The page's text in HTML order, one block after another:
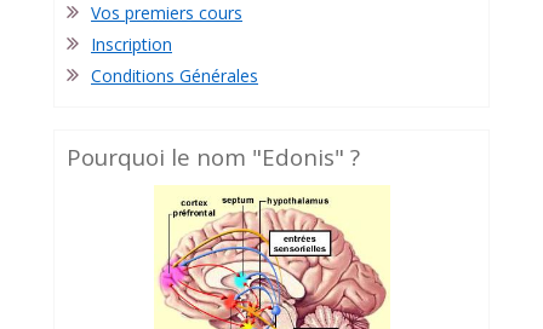
Vos premiers cours
Inscription
Conditions Générales
Pourquoi le nom "Edonis" ?